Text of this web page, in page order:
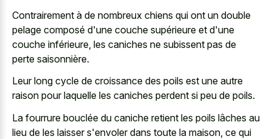
Contrairement à de nombreux chiens qui ont un double
pelage composé d'une couche supérieure et d'une
couche inférieure, les caniches ne subissent pas de
perte saisonnière.
Leur long cycle de croissance des poils est une autre
raison pour laquelle les caniches perdent si peu de poils.
La fourrure bouclée du caniche retient les poils lâches au
lieu de les laisser s'envoler dans toute la maison, ce qui